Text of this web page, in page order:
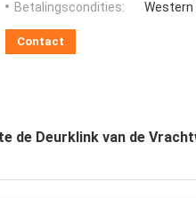
Betalingscondities:
Western
Contact
de Deurklink van de